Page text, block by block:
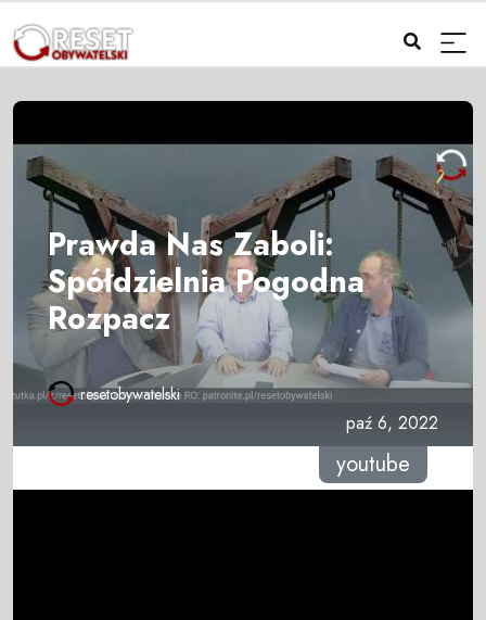
Prawda Nas Zaboli:
Spółdzielnia Pogodna
Rozpacz
resetobywatelski
paź 6, 2022
youtube